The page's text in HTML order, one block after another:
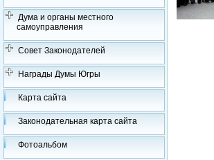
Дума и органы местного
самоуправления
Совет Законодателей
Награды Думы Югры
Карта сайта
Законодательная карта сайта
Фотоальбом